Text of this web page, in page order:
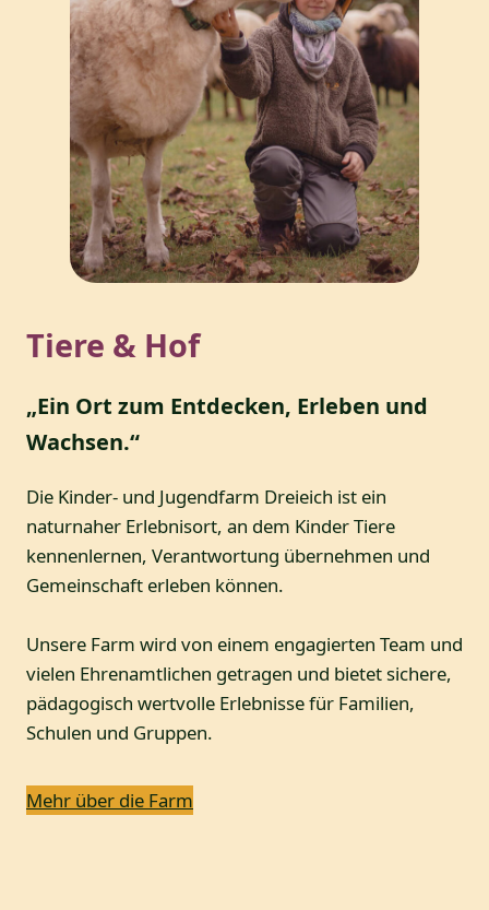
Tiere & Hof
„Ein Ort zum Entdecken, Erleben und
Wachsen.“
Die Kinder- und Jugendfarm Dreieich ist ein
naturnaher Erlebnisort, an dem Kinder Tiere
kennenlernen, Verantwortung übernehmen und
Gemeinschaft erleben können.
Unsere Farm wird von einem engagierten Team und
vielen Ehrenamtlichen getragen und bietet sichere,
pädagogisch wertvolle Erlebnisse für Familien,
Schulen und Gruppen.
Mehr über die Farm